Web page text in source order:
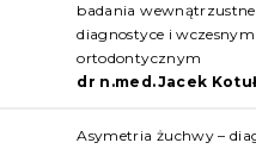
badania
diagnostyce i
ortodontycznym
dr n.med.Jacek
Asymetria żuchwy –